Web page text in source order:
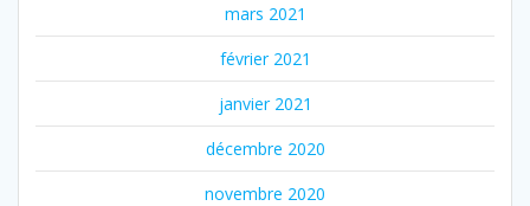
mars 2021
février 2021
janvier 2021
décembre 2020
novembre 2020